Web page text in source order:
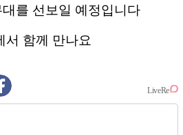
를 선보일 예정입니다
서 함께 만나요